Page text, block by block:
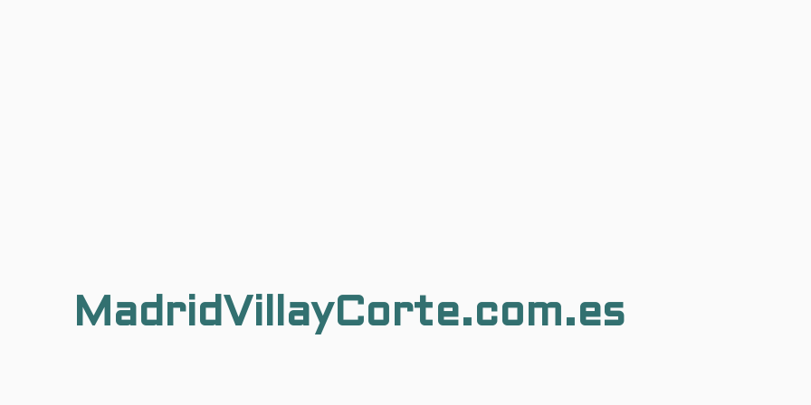
MadridVillayCorte.com.es